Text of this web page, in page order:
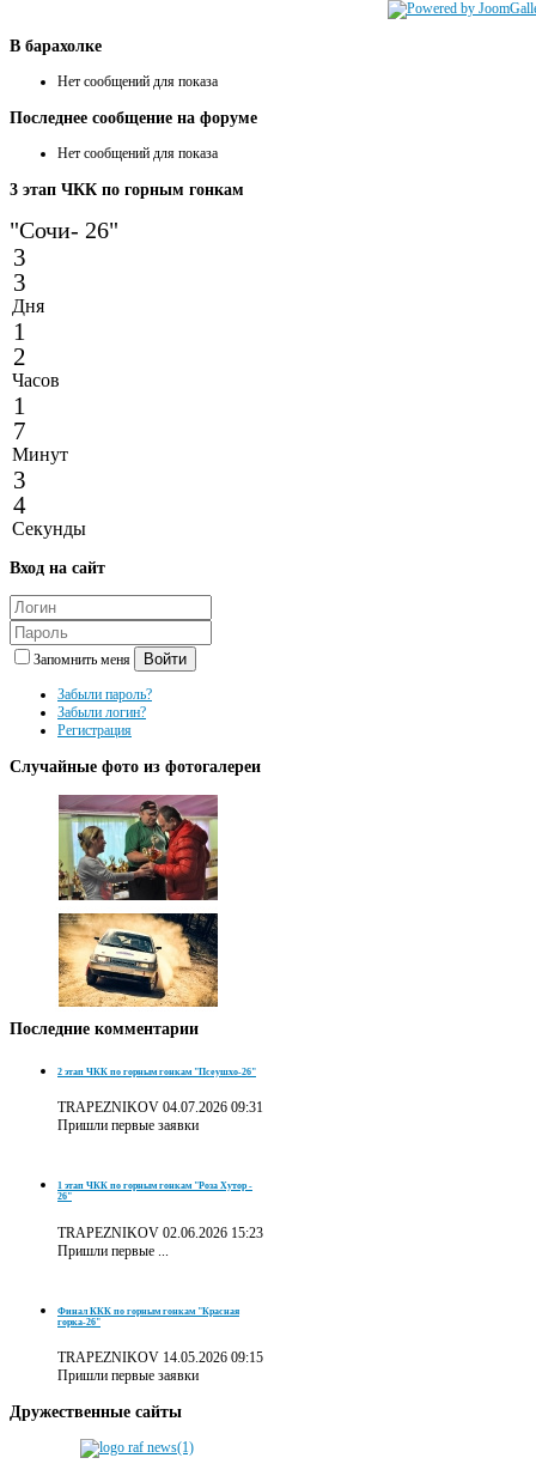
В барахолке
Нет сообщений для показа
Последнее сообщение на форуме
Нет сообщений для показа
3 этап ЧКК по горным гонкам
"Сочи- 26"
3
3
Дня
1
2
Часов
1
7
Минут
3
4
Секунды
Вход на сайт
Запомнить меня Войти
Забыли пароль?
Забыли логин?
Регистрация
Случайные фото из фотогалереи
Последние комментарии
2 этап ЧКК по горным гонкам "Псеушхо-26"
TRAPEZNIKOV 04.07.2026 09:31
Пришли первые заявки
1 этап ЧКК по горным гонкам "Роза Хутор -
26"
TRAPEZNIKOV 02.06.2026 15:23
Пришли первые ...
Финал ККК по горным гонкам "Красная
горка-26"
TRAPEZNIKOV 14.05.2026 09:15
Пришли первые заявки
Дружественные сайты